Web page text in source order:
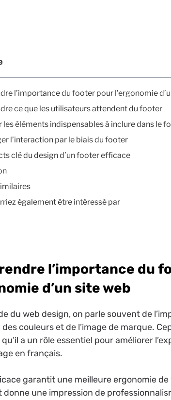
l’importance du footer pour l’ergonomie
ce que les utilisateurs attendent du footer
les éléments indispensables à inclure dans le
l’interaction par le biais du footer
clé du design d’un footer efficace
également être intéressé par
l’importance du
d’un site web
du web design, on parle souvent de
couleurs et de l’image de marque.
a un rôle essentiel pour améliorer
en français.
garantit une meilleure ergonomie
donne une impression de